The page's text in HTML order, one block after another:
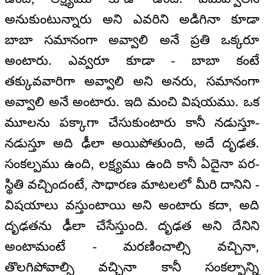
అనుకుంటున్నారు అని ఎవరిని అడిగినా కూడా
బాబా సమానంగా అవ్వాలి అనే ప్రతి ఒక్కరూ
అంటారు. ఎవ్వరూ కూడా - బాబా కంటే
తక్కువవారిగా అవ్వాలి అని అనరు, సమానంగా
అవ్వాలి అనే అంటారు. ఇది మంచి విషయము. ఒక
మూలను పక్కాగా చేసుకుంటారు కానీ నడుస్తూ-
నడుస్తూ అది ఢీలా అయిపోతుంది, అదే దృఢత.
సంకల్పము ఉంది, లక్ష్యము ఉంది కానీ ఏదైనా పర-
స్థితి వచ్చిందంటే, సాధారణ మాటలలో మీరి దానిని -
విషయాలు వస్తుంటాయి అని అంటారు కదా, అది
దృఢతను ఢీలా చేసేస్తుంది. దృఢత అని దేనిని
అంటామంటే - మరణించాల్సి వచ్చినా,
తొలగిపోవాల్సి వచ్చినా కానీ సంకల్పాన్ని